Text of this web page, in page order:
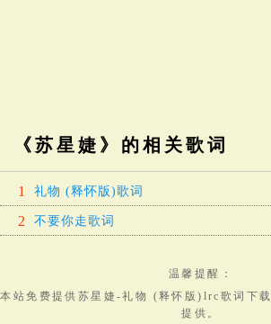
《苏星婕》的相关歌词
1 礼物 (释怀版)歌词
2 不要你走歌词
温馨提醒：
本站免费提供 苏星婕-礼物 (释怀版)lrc歌词下载
提供。